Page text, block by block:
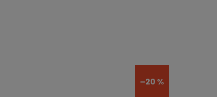
–20 %